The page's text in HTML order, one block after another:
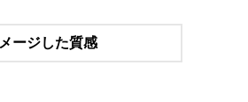
ージした質感